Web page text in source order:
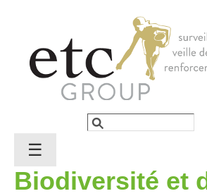
Formulaire de recherche
Rechercher
Biodiversité et
☰